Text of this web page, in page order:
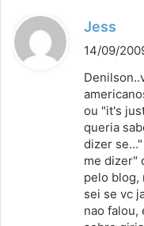
Jess
i
s
e
:
14/09/
ou "it's
queria
dizer se…"
me dizer"
pelo blog,
sei se vc
nao falou,